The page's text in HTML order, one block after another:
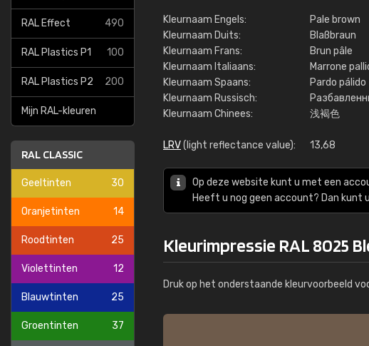
RAL Effect 490
RAL Plastics P1 100
RAL Plastics P2 200
Mijn RAL-kleuren
RAL CLASSIC
Geeltinten 30
Oranjetinten 14
Roodtinten 25
Violettinten 12
Blauwtinten 25
Groentinten 37
Kleurnaam Engels:
Pale brown
Kleurnaam Duits:
Blaßbraun
Kleurnaam Frans:
Brun pâle
Kleurnaam Italiaans:
Marrone
Kleurnaam Spaans:
Pardo pálido
Kleurnaam Russisch:
Kleurnaam Chinees:
浅褐色
LRV(light reflectance value): 13,68
Op deze website kunt u met een
Heeft u nog geen account? Dan kunt
Kleurimpressie RAL 8025
Druk op het onderstaande kleurvoorbeeld